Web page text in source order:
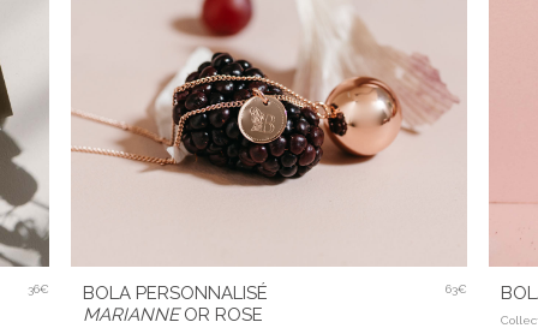
36€
BOLA PERSONNALISÉ
MARIANNEOR ROSE
63€